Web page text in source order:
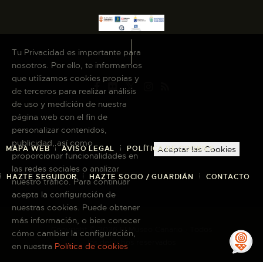
ESPAÑOL
MAPA WEB AVISO LEGAL POLÍTICA DE COOKIES
HAZTE SEGUIDOR HAZTE SOCIO / GUARDIÁN CONTACTO
Copyright © 2026 El Museo Canario · Todos
los derechos reservados
Tu Privacidad es importante para
nosotros. Por ello, te informamos
que utilizamos cookies propias y
de terceros para realizar análisis
de uso y medición de nuestra
página web con el fin de
personalizar contenidos,
publicidad, así como
proporcionar funcionalidades en
las redes sociales o analizar
nuestro tráfico. Para continuar
acepta la configuración de
nuestras cookies. Puede obtener
más información, o bien conocer
cómo cambiar la configuración,
en nuestra Política de cookies
Aceptar las Cookies